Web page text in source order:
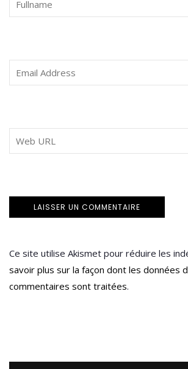
Ce site utilise Akismet pour réduire les
savoir plus sur la façon dont les données
commentaires sont traitées.